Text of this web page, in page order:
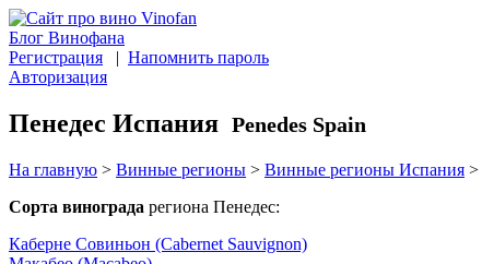
Блог Винофана
Регистрация | Напомнить пароль
Авторизация
Пенедес Испания Penedes Spain
На главную > Винные регионы > Винные регионы Испания >
Сорта винограда региона Пенедес:
Каберне Совиньон (Cabernet Sauvignon)